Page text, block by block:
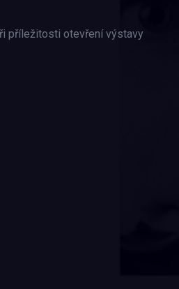
příležitosti otevření výstavy